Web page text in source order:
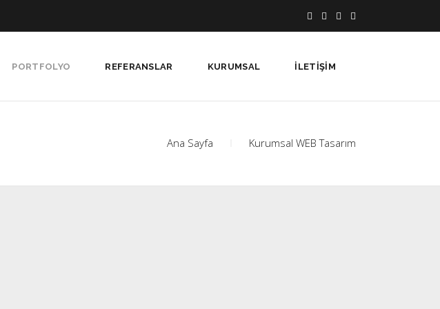
PORTFOLYO REFERANSLAR KURUMSAL İLETIŞIM
Ana Sayfa Kurumsal WEB Tasarım